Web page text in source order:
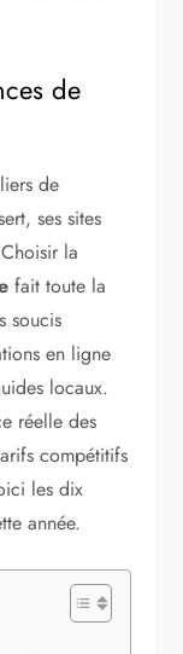
de
de
ses sites
la
fait toute la
soucis
en ligne
locaux.
réelle des
compétitifs
les dix
année.